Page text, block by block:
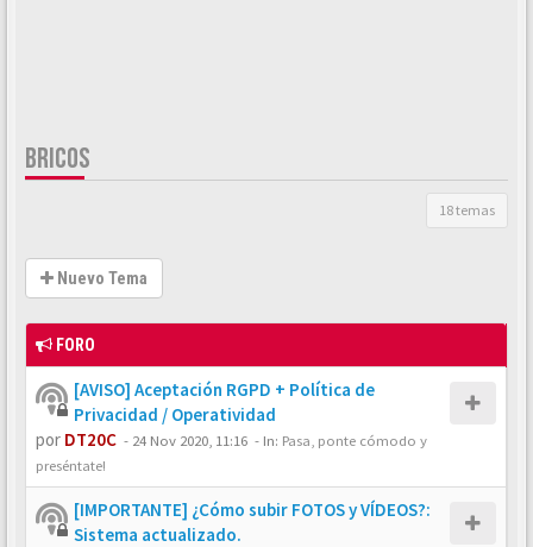
BRICOS
18 temas
Nuevo Tema
FORO
[AVISO] Aceptación RGPD + Política de
Privacidad / Operatividad
por DT20C - 24 Nov 2020, 11:16 - In: Pasa, ponte cómodo y
preséntate!
[IMPORTANTE] ¿Cómo subir FOTOS y VÍDEOS?:
Sistema actualizado.